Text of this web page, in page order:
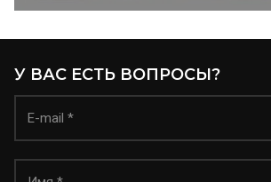
У ВАС ЕСТЬ ВОПРОСЫ?